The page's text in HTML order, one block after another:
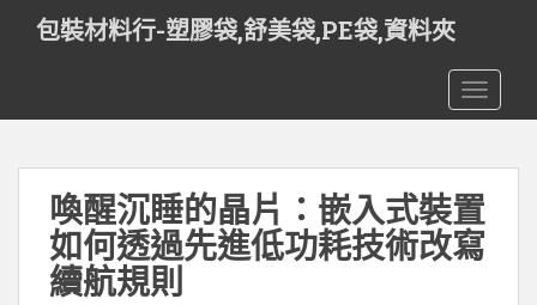
t
包裝材料行-塑膠袋,舒美袋,PE袋,資料夾
喚醒沉睡的晶片：嵌入式裝置
如何透過先進低功耗技術改寫
續航規則